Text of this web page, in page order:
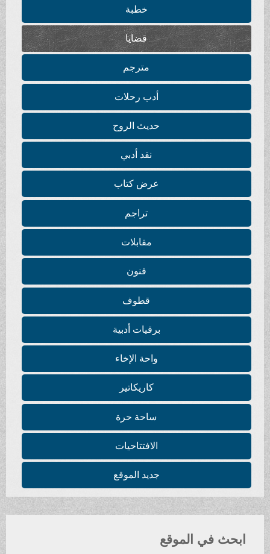
خطبة
قضايا
مترجم
أدب رحلات
حديث الروح
نقد أدبي
عرض كتاب
تراجم
مقابلات
فنون
قطوف
برقيات أدبية
واحة الإخاء
كاريكاتير
ساحة حرة
الافتتاحيات
جديد الموقع
ابحث في الموقع